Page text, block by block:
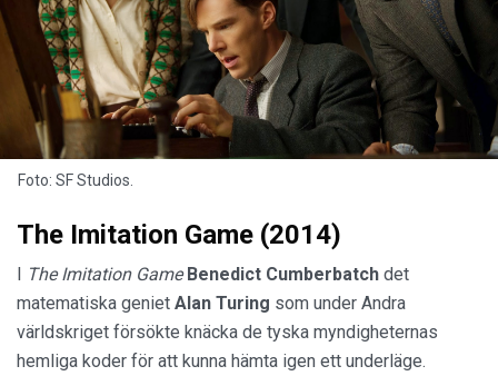
Foto: SF Studios.
The Imitation Game (2014)
The Imitation Game Benedict Cumberbatch det
matematiska geniet Alan Turing som under Andra
världskriget försökte knäcka de tyska myndigheternas
hemliga koder för att kunna hämta igen ett underläge.